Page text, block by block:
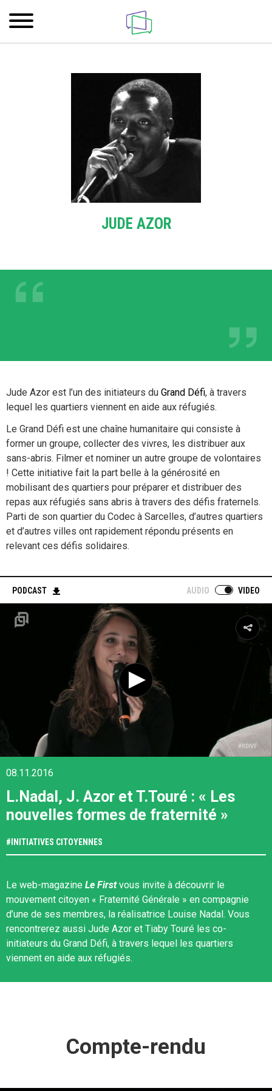
JUDE AZOR
Jude Azor est l’un des initiateurs du Grand Défi, à travers
lequel les quartiers viennent en aide aux réfugiés.
Le Grand Défi est une chaîne humanitaire qui consiste à
former un groupe, collecter des vivres, les distribuer aux
sans-abris. Filmer et nominer un autre groupe de volontaires
! Cette initiative fait la part belle à la générosité en
mobilisant des quartiers pour préparer et distribuer des
repas aux réfugiés sans abris à travers des défis fraternels.
Parti de son quartier du Codec à Sarcelles, d’autres quartiers
et d’autres villes ont rapidement répondu présents en
relevant ces défis solidaires.
PODCAST AUDIO VIDEO
08.11.2016
L.Nadal, J. Azor et T.Touré : « Les
nouvelles formes de fraternité »
# INITIATIVES CITOYENNES
Le web-magazine Le Firstvous invite à découvrir le
mouvement citoyen « Fraternité Générale » en compagnie
d’une de ses membres, la réalisatrice Louise Nadal. Vous
rencontrerez aussi Jude Azor et Tiaby Touré les co-
initiateurs du Grand Défi, à travers lequel les quartiers
viennent en aide aux réfugiés.
Compte-rendu